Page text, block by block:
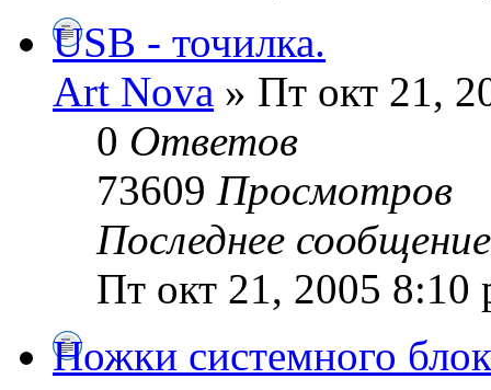
USB - точилка.
Art Nova » Пт окт 21,
0 Ответов
73609 Просмотров
Последнее
Пт окт 21, 2005 8:10
Ножки системного